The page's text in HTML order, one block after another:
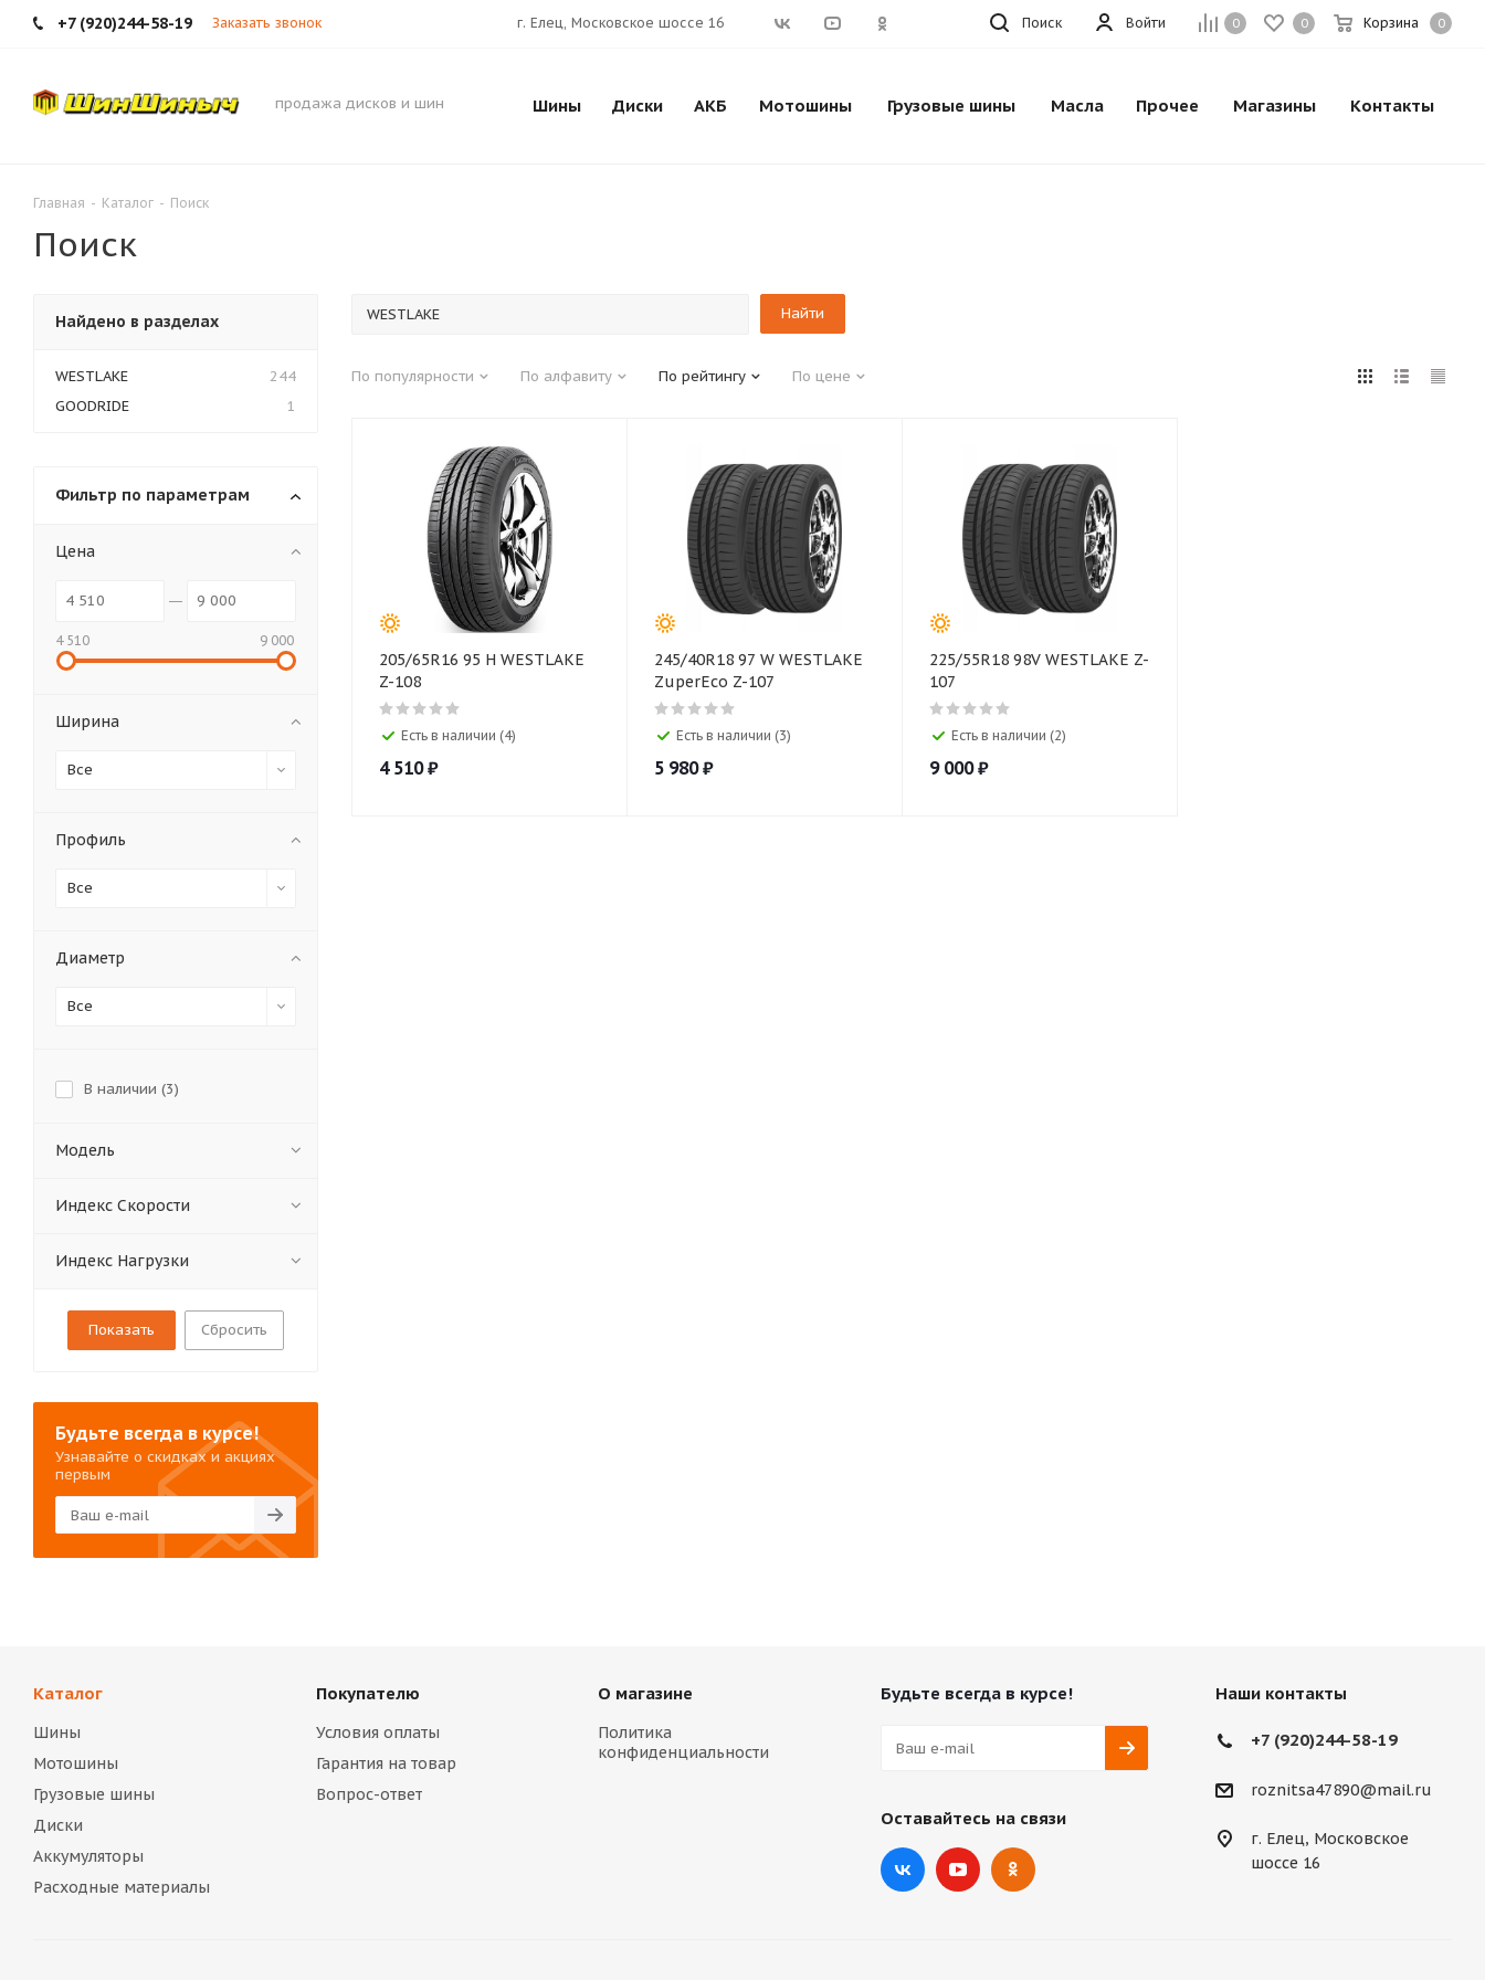
+7 (920)244-58-19 Заказать звонок 0 0 Корзина 0
Войти
г. Елец, Московское шоссе 16 Поиск
продажа дисков и шин Шины Диски АКБ Мотошины Грузовые шины Масла Прочее Магазины Контакты
Главная - Каталог - Поиск
Поиск
По популярности По алфавиту По рейтингу По цене
205/65R16 95 H WESTLAKE
Z-108
Есть в наличии (4)
4 510₽
245/40R18 97 W WESTLAKE
ZuperEco Z-107
Есть в наличии (3)
5 980₽
225/55R18 98V WESTLAKE Z-
107
Есть в наличии (2)
9 000₽
Найдено в разделах
WESTLAKE
244
GOODRIDE
1
Фильтр по параметрам
Цена
4 510 9 000
Ширина
Все
Профиль
Все
Диаметр
Все
В наличии (3)
Модель
Индекс Скорости
Индекс Нагрузки
Сбросить
Будьте всегда в курсе!
Узнавайте о скидках и акциях
первым
Каталог
Шины
Мотошины
Грузовые шины
Диски
Аккумуляторы
Расходные материалы
Покупателю
Условия оплаты
Гарантия на товар
Вопрос-ответ
О магазине
Политика
конфиденциальности
Будьте всегда в курсе!
Оставайтесь на связи
Наши контакты
+7 (920)244-58-19
roznitsa47890@mail.ru
г. Елец, Московское
шоссе 16